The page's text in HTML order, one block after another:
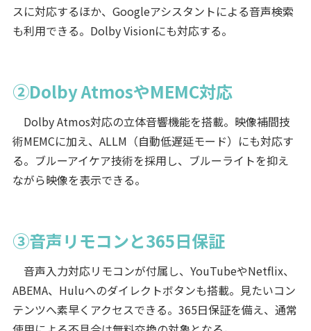
スに対応するほか、Googleアシスタントによる音声検索
も利用できる。Dolby Visionにも対応する。
②Dolby AtmosやMEMC対応
Dolby Atmos対応の立体音響機能を搭載。映像補間技
術MEMCに加え、ALLM（自動低遅延モード）にも対応す
る。ブルーアイケア技術を採用し、ブルーライトを抑え
ながら映像を表示できる。
③音声リモコンと365日保証
音声入力対応リモコンが付属し、YouTubeやNetflix、
ABEMA、Huluへのダイレクトボタンも搭載。見たいコン
テンツへ素早くアクセスできる。365日保証を備え、通常